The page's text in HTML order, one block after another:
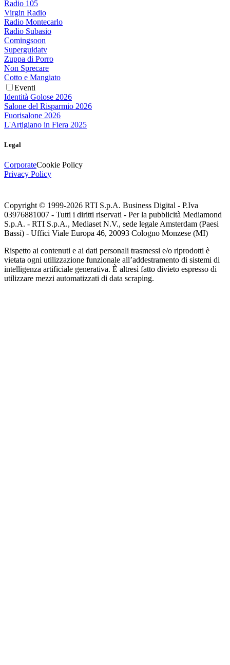
Radio 105
Virgin Radio
Radio Montecarlo
Radio Subasio
Comingsoon
Superguidatv
Zuppa di Porro
Non Sprecare
Cotto e Mangiato
Eventi
Identità Golose 2026
Salone del Risparmio 2026
Fuorisalone 2026
L'Artigiano in Fiera 2025
Legal
CorporateCookie Policy
Privacy Policy
Copyright © 1999-2026 RTI S.p.A. Business Digital - P.Iva
03976881007 - Tutti i diritti riservati - Per la pubblicità Mediamond
S.p.A. - RTI S.p.A., Mediaset N.V., sede legale Amsterdam (Paesi
Bassi) - Uffici Viale Europa 46, 20093 Cologno Monzese (MI)
Rispetto ai contenuti e ai dati personali trasmessi e/o riprodotti è
vietata ogni utilizzazione funzionale all’addestramento di sistemi di
intelligenza artificiale generativa. È altresì fatto divieto espresso di
utilizzare mezzi automatizzati di data scraping.